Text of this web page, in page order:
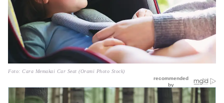
Foto: Cara Memakai Car Seat (Orami Photo Stock)